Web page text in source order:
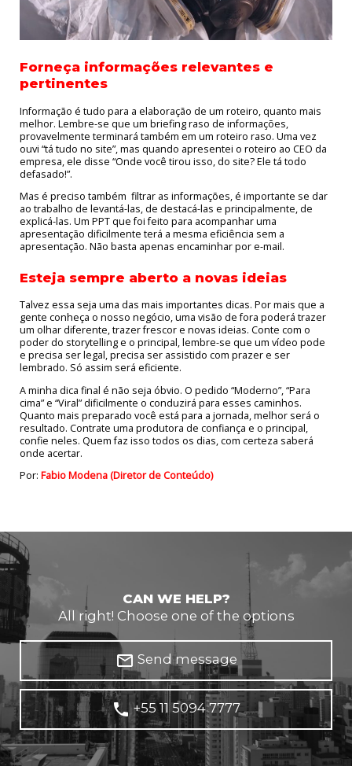
Forneça informações relevantes e
pertinentes
Informação é tudo para a elaboração de um roteiro, quanto mais
melhor. Lembre-se que um briefing raso de informações,
provavelmente terminará também em um roteiro raso. Uma vez
ouvi “tá tudo no site”, mas quando apresentei o roteiro ao CEO da
empresa, ele disse “Onde você tirou isso, do site? Ele tá todo
defasado!”.
Mas é preciso também filtrar as informações, é importante se dar
ao trabalho de levantá-las, de destacá-las e principalmente, de
explicá-las. Um PPT que foi feito para acompanhar uma
apresentação dificilmente terá a mesma eficiência sem a
apresentação. Não basta apenas encaminhar por e-mail.
Esteja sempre aberto a novas ideias
Talvez essa seja uma das mais importantes dicas. Por mais que a
gente conheça o nosso negócio, uma visão de fora poderá trazer
um olhar diferente, trazer frescor e novas ideias. Conte com o
poder do storytelling e o principal, lembre-se que um vídeo pode
e precisa ser legal, precisa ser assistido com prazer e ser
lembrado. Só assim será eficiente.
A minha dica final é não seja óbvio. O pedido “Moderno”, “Para
cima” e “Viral” dificilmente o conduzirá para esses caminhos.
Quanto mais preparado você está para a jornada, melhor será o
resultado. Contrate uma produtora de confiança e o principal,
confie neles. Quem faz isso todos os dias, com certeza saberá
onde acertar.
Por: Fabio Modena (Diretor de Conteúdo)
CAN WE HELP?
All right! Choose one of the options
mail_outline Send message
phone+55 11 5094 7777